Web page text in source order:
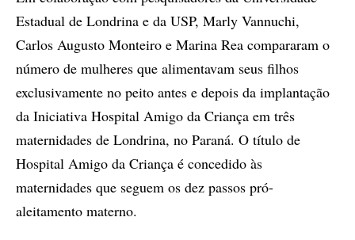
Estadual de Londrina e da USP, Marly Vannuchi,
Carlos Augusto Monteiro e Marina Rea compararam o
número de mulheres que alimentavam seus filhos
exclusivamente no peito antes e depois da implantação
da Iniciativa Hospital Amigo da Criança em três
maternidades de Londrina, no Paraná. O título de
Hospital Amigo da Criança é concedido às
maternidades que seguem os dez passos pró-
aleitamento materno.